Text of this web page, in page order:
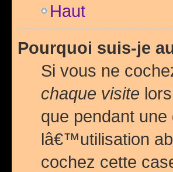
Haut
Pourquoi suis-je
Si vous ne
chaque visite
que pendant
lâ€™utilisation
cochez cette